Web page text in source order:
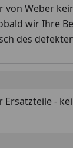
von Weber
wir Ihre
des
Ersatzteile -